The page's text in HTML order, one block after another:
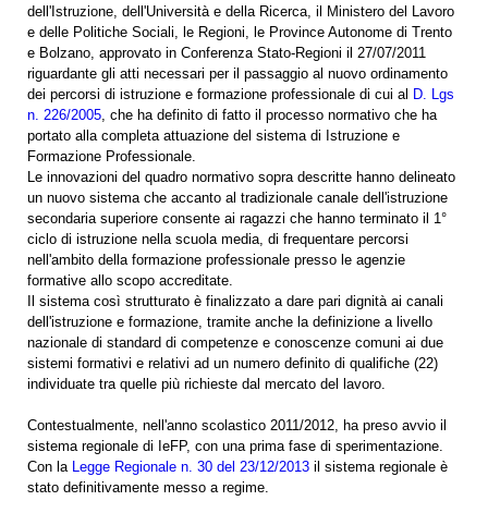
dell'Istruzione, dell'Università e della Ricerca, il Ministero del Lavoro
e delle Politiche Sociali, le Regioni, le Province Autonome di Trento
e Bolzano, approvato in Conferenza Stato-Regioni il 27/07/2011
riguardante gli atti necessari per il passaggio al nuovo ordinamento
dei percorsi di istruzione e formazione professionale di cui al D. Lgs
n. 226/2005 , che ha definito di fatto il processo normativo che ha
portato alla completa attuazione del sistema di Istruzione e
Formazione Professionale.
Le innovazioni del quadro normativo sopra descritte hanno delineato
un nuovo sistema che accanto al tradizionale canale dell'istruzione
secondaria superiore consente ai ragazzi che hanno terminato il 1°
ciclo di istruzione nella scuola media, di frequentare percorsi
nell'ambito della formazione professionale presso le agenzie
formative allo scopo accreditate.
Il sistema così strutturato è finalizzato a dare pari dignità ai canali
dell'istruzione e formazione, tramite anche la definizione a livello
nazionale di standard di competenze e conoscenze comuni ai due
sistemi formativi e relativi ad un numero definito di qualifiche (22)
individuate tra quelle più richieste dal mercato del lavoro.
Contestualmente, nell'anno scolastico 2011/2012, ha preso avvio il
sistema regionale di IeFP, con una prima fase di sperimentazione.
Con la Legge Regionale n. 30 del 23/12/2013 il sistema regionale è
stato definitivamente messo a regime.